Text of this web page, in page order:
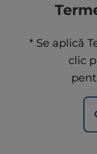
* Se aplică
clic